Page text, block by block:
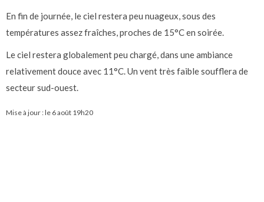
En fin de journée, le ciel restera peu nuageux, sous des
températures assez fraîches, proches de 15°C en soirée.
Le ciel restera globalement peu chargé, dans une ambiance
relativement douce avec 11°C. Un vent très faible soufflera de
secteur sud-ouest.
Mise à jour : le 6 août 19h20